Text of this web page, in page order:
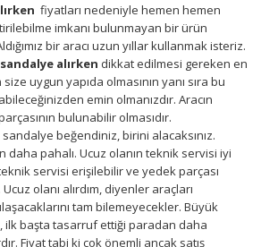
fiyatları nedeniyle hemen hemen
imkanı bulunmayan bir ürün
bir aracı uzun yıllar kullanmak isteriz.
alırken dikkat edilmesi gereken en
uygun yapıda olmasının yanı sıra bu
emin olmanızdır. Aracın
bulunabilir olmasıdır.
beğendiniz, birini alacaksınız.
daha pahalı. Ucuz olanın teknik servisi iyi
servisi erişilebilir ve yedek parçası
olanı alırdım, diyenler araçları
tam bilemeyecekler. Büyük
ilk başta tasarruf ettiği paradan daha
Fiyat tabi ki çok önemli ancak satış